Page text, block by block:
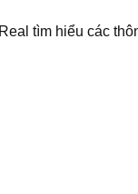
tìm hiểu các